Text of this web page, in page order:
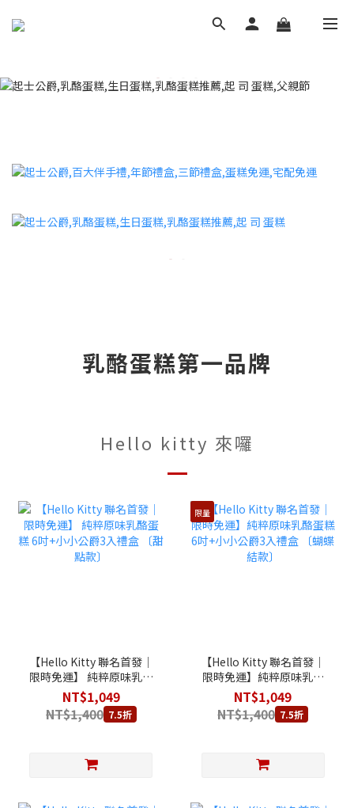
乳酪蛋糕第一品牌
Hello kitty 來囉
【Hello Kitty 聯名首發│
限時免運】 純粹原味乳酪
蛋糕 6吋+小小公爵3入禮
盒 〔甜點款〕
NT$1,049
NT$1,400 7.5折
限量
【Hello Kitty 聯名首發│
限時免運】純粹原味乳酪
蛋糕 6吋+小小公爵3入禮
盒 〔蝴蝶結款〕
NT$1,049
NT$1,400 7.5折